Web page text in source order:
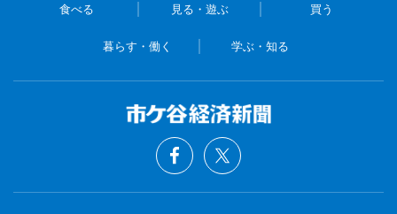
食べる 見る・遊ぶ 買う
暮らす・働く 学ぶ・知る